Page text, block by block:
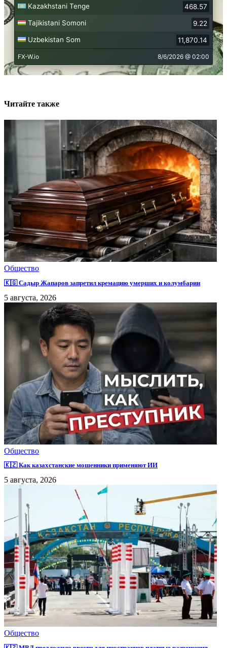
Читайте также
Общество
🇰🇬 Садыр Жапаров запретил кремацию умерших и колумбарии
5 августа, 2026
Общество
🇰🇿 Как казахстанские мошенники применяют ИИ
5 августа, 2026
Общество